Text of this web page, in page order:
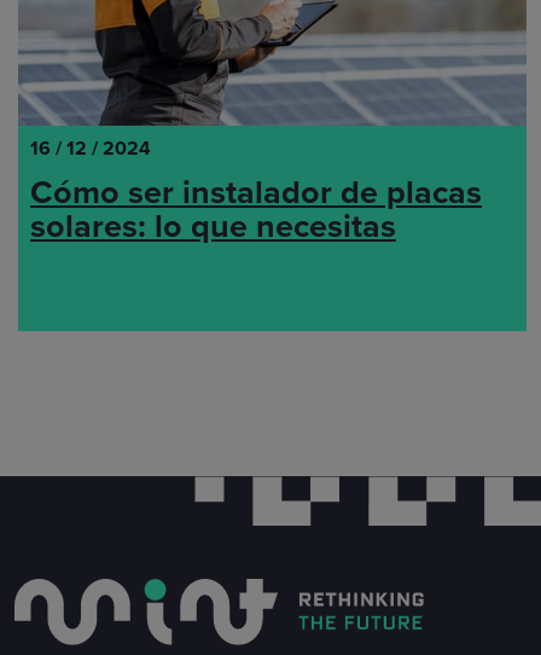
16 / 12 / 2024
Cómo ser instalador de placas
solares: lo que necesitas